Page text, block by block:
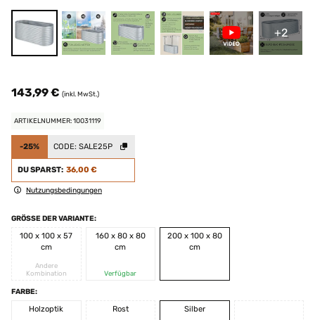
+2
143,99 € (inkl. MwSt.)
ARTIKELNUMMER: 10031119
-25% CODE: SALE25P
DU SPARST: 36,00 €
Nutzungsbedingungen
GRÖSSE DER VARIANTE:
100 x 100 x 57
cm
Andere
Kombination
160 x 80 x 80
cm
Verfügbar
200 x 100 x 80
cm
FARBE:
Holzoptik
Rost Silber